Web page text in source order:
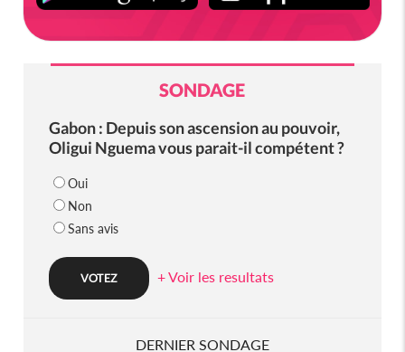
SONDAGE
Gabon : Depuis son ascension au pouvoir,
Oligui Nguema vous parait-il compétent ?
Oui
Non
Sans avis
+ Voir les resultats
DERNIER SONDAGE